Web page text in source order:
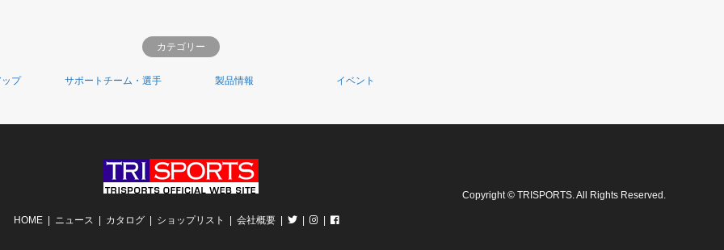
カテゴリー
ップ サポートチーム・選手 製品情報 イベント
HOME ニュース カタログ ショップリスト 会社概要
Copyright © TRISPORTS . All Rights Reserved.